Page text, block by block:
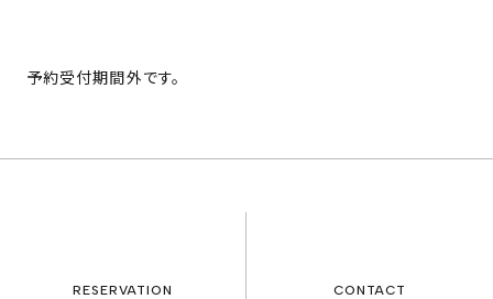
PROJECTS
予約受付期間外です。
RESERVATION CONTACT